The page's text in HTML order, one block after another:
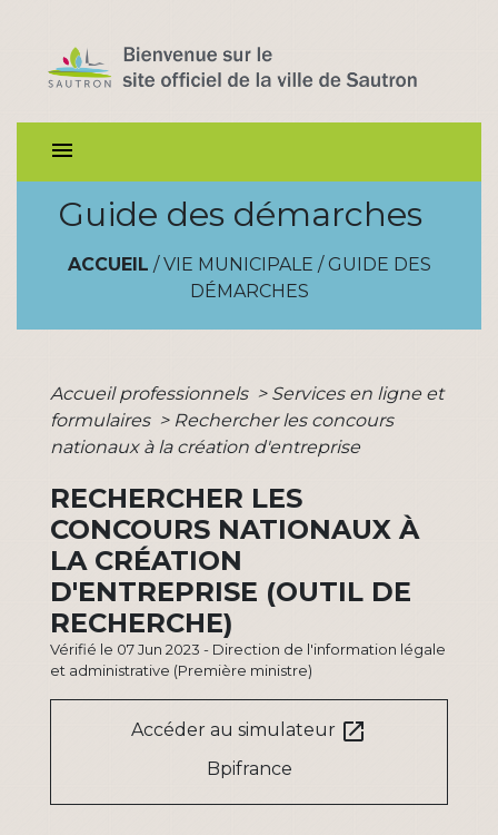
menu
Guide des démarches
ACCUEIL / VIE MUNICIPALE / GUIDE DES
DÉMARCHES
Accueil professionnels > Services en ligne et
formulaires > Rechercher les concours
nationaux à la création d'entreprise
RECHERCHER LES
CONCOURS NATIONAUX À
LA CRÉATION
D'ENTREPRISE (OUTIL DE
RECHERCHE)
Vérifié le 07 Jun 2023 - Direction de l'information légale
et administrative (Première ministre)
Accéder au simulateur open_in_new
Bpifrance